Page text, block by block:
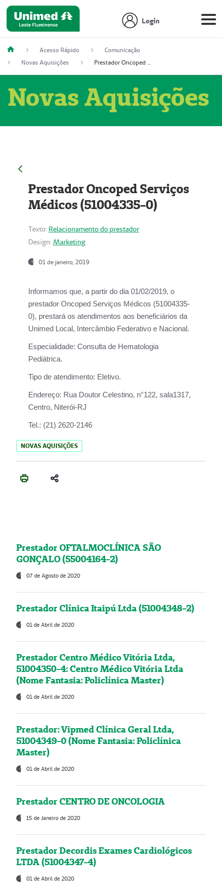
Login
Acesso Rápido
Comunicação
Novas Aquisições
Prestador Oncoped Serviços Médicos (51004335-0)
Novas Aquisições
Prestador Oncoped Serviços
Médicos (51004335-0)
Texto: Relacionamento do prestador
Design: Marketing
01 de janeiro, 2019
Informamos que, a partir do dia 01/02/2019, o
prestador Oncoped Serviços Médicos (51004335-
0), prestará os atendimentos aos beneficiários da
Unimed Local, Intercâmbio Federativo e Nacional.
Especialidade: Consulta de Hematologia
Pediátrica.
Tipo de atendimento: Eletivo.
Endereço: Rua Doutor Celestino, n°122, sala1317,
Centro, Niterói-RJ
Tel.: (21) 2620-2146
NOVAS AQUISIÇÕES
Prestador OFTALMOCLÍNICA SÃO
GONÇALO (55004164-2)
07 de Agosto de 2020
Prestador Clínica Itaipú Ltda (51004348-2)
01 de Abril de 2020
Prestador Centro Médico Vitória Ltda,
51004350-4: Centro Médico Vitória Ltda
(Nome Fantasia: Policlínica Master)
01 de Abril de 2020
Prestador: Vipmed Clínica Geral Ltda,
51004349-0 (Nome Fantasia: Policlínica
Master)
01 de Abril de 2020
Prestador CENTRO DE ONCOLOGIA
15 de Janeiro de 2020
Prestador Decordis Exames Cardiológicos
LTDA (51004347-4)
01 de Abril de 2020